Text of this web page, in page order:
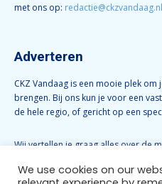
met ons op: redactie@ckzvandaag.nl
Adverteren
CKZ Vandaag is een mooie plek
brengen. Bij ons kun je voor een
de hele regio, of gericht op een
Wij vertellen je graag alles over de
We use cookies on our